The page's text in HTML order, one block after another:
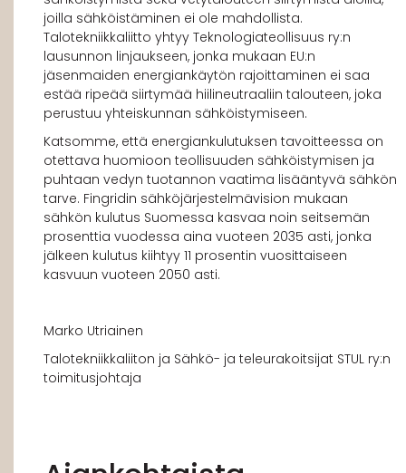
joilla sähköistäminen ei ole mahdollista.
Talotekniikkaliitto yhtyy Teknologiateollisuus ry:n
lausunnon linjaukseen, jonka mukaan EU:n
jäsenmaiden energiankäytön rajoittaminen ei saa
estää ripeää siirtymää hiilineutraaliin talouteen, joka
perustuu yhteiskunnan sähköistymiseen.
Katsomme, että energiankulutuksen tavoitteessa on
otettava huomioon teollisuuden sähköistymisen ja
puhtaan vedyn tuotannon vaatima lisääntyvä sähkön
tarve. Fingridin sähköjärjestelmävision mukaan
sähkön kulutus Suomessa kasvaa noin seitsemän
prosenttia vuodessa aina vuoteen 2035 asti, jonka
jälkeen kulutus kiihtyy 11 prosentin vuosittaiseen
kasvuun vuoteen 2050 asti.
Marko Utriainen
Talotekniikkaliiton ja Sähkö- ja teleurakoitsijat STUL ry:n
toimitusjohtaja